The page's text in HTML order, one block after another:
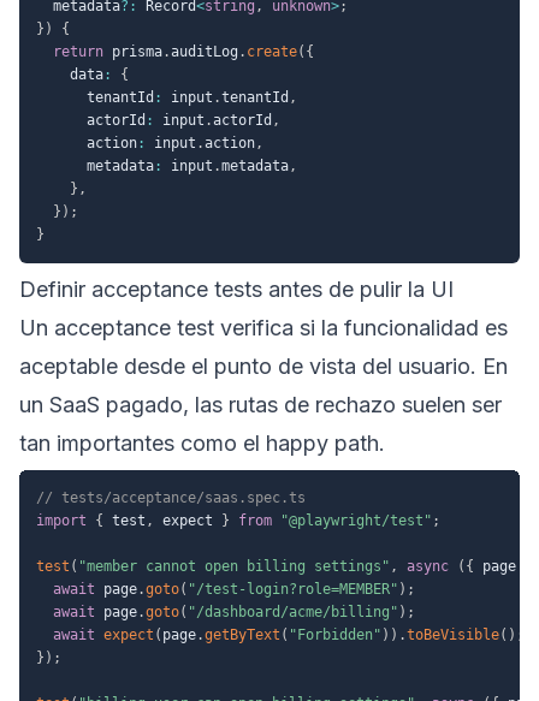
  metadata
? : Record<string , unknown>;
} )
{
return prisma.auditLog . create( {
    data
:
{
      tenantId
: input .tenantId ,
      actorId
: input .actorId ,
      action
: input .action,
      metadata
: input .metadata,
} ,
} ) ;
}
Definir acceptance tests antes de pulir la UI
Un acceptance test verifica si la funcionalidad es
aceptable desde el punto de vista del usuario. En
un SaaS pagado, las rutas de rechazo suelen ser
tan importantes como el happy path.
// tests/acceptance/saas.spec.ts
import
{ test , expect } from "@playwright/test" ;
test ( "member cannot open billing settings" , async ( { page
await page.goto( "/test-login?role=MEMBER" ) ;
await page.goto( "/dashboard/acme/billing" ) ;
await expect ( page.getByText ( "Forbidden" ) ) .toBeVisible( ) ;
} ) ;